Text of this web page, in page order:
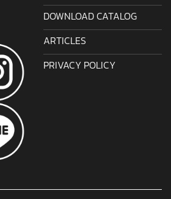
DOWNLOAD CATALOG
ARTICLES
PRIVACY POLICY